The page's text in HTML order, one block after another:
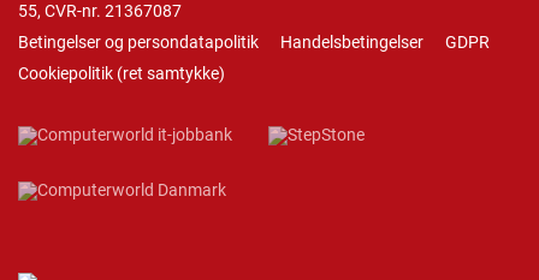
55, CVR-nr. 21367087
Betingelser og persondatapolitik
Handelsbetingelser
GDPR
Cookiepolitik (ret samtykke)